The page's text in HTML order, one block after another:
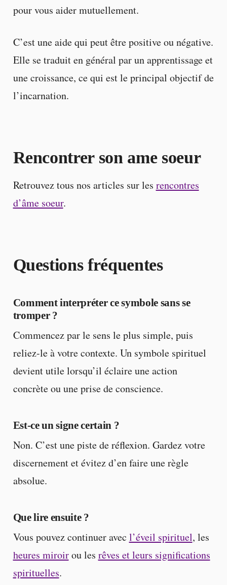
pour vous aider mutuellement.
C’est une aide qui peut être positive ou négative.
Elle se traduit en général par un apprentissage et
une croissance, ce qui est le principal objectif de
l’incarnation.
Rencontrer son ame soeur
Retrouvez tous nos articles sur les rencontres
d’âme soeur.
Questions fréquentes
Comment interpréter ce symbole sans se
tromper ?
Commencez par le sens le plus simple, puis
reliez-le à votre contexte. Un symbole spirituel
devient utile lorsqu’il éclaire une action
concrète ou une prise de conscience.
Est-ce un signe certain ?
Non. C’est une piste de réflexion. Gardez votre
discernement et évitez d’en faire une règle
absolue.
Que lire ensuite ?
Vous pouvez continuer avec l’éveil spirituel, les
heures miroirou les rêves et leurs significations
spirituelles.